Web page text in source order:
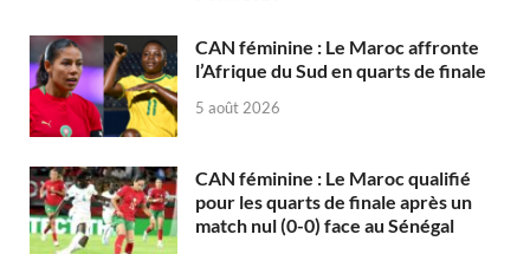
CAN féminine : Le Maroc affronte
l’Afrique du Sud en quarts de finale
5 août 2026
CAN féminine : Le Maroc qualifié
pour les quarts de finale après un
match nul (0-0) face au Sénégal